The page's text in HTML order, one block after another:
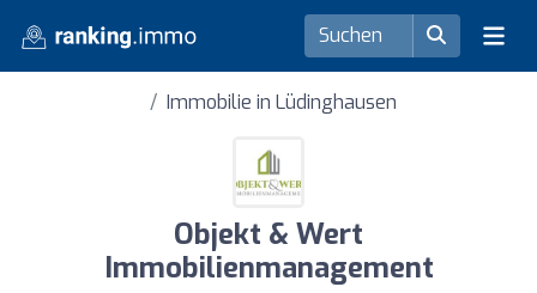
Immobilie in Lüdinghausen
Objekt & Wert
Immobilienmanagement